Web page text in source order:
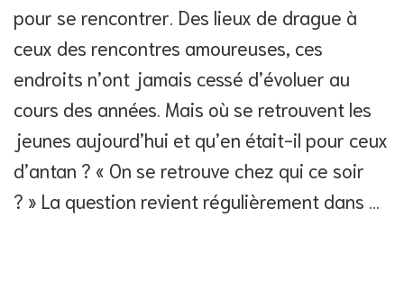
pour se rencontrer. Des lieux de drague à
ceux des rencontres amoureuses, ces
endroits n’ont jamais cessé d’évoluer au
cours des années. Mais où se retrouvent les
jeunes aujourd’hui et qu’en était-il pour ceux
d’antan ? « On se retrouve chez qui ce soir
? » La question revient régulièrement dans …